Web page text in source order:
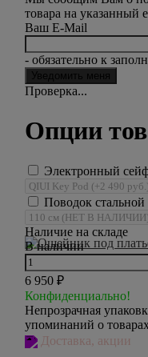
товара на указанный
Ваш E-Mail
- обязательно к
Проверка...
Опции
Электронный
Поводок стальной
Наличие на складе
В наличии
6 950 ₽
Конфиденциально!
Непрозрачная
упоминаний о
Доставка, акции